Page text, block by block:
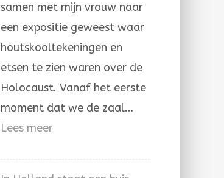
samen met mijn vrouw naar
een expositie geweest waar
houtskooltekeningen en
etsen te zien waren over de
Holocaust. Vanaf het eerste
moment dat we de zaal…
Lees meer: